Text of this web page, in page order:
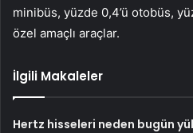
minibüs, yüzde 0,4’ü otobüs,
özel amaçlı araçlar.
İlgili Makaleler
Hertz hisseleri neden bugün